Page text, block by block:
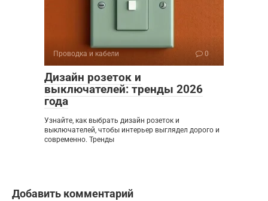
Проводка и кабели 0
Дизайн розеток и
выключателей: тренды 2026
года
Узнайте, как выбрать дизайн розеток и
выключателей, чтобы интерьер выглядел дорого и
современно. Тренды
Добавить комментарий